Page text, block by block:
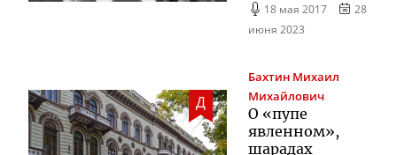
18 мая 2017
28
июня 2023
Д
Бахтин Михаил
Михайлович
О «пупе
явленном»,
шарадах